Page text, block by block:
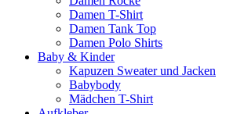
Damen T-Shirt
Damen Tank Top
Damen Polo Shirts
Baby & Kinder
Kapuzen Sweater und Jacken
Babybody
Mädchen T-Shirt